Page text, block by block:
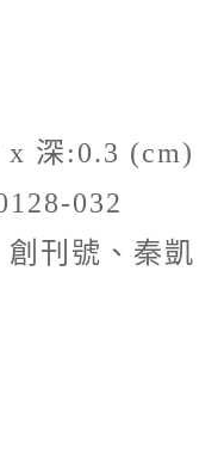
深:0.3 (cm)
032
刊號、秦凱